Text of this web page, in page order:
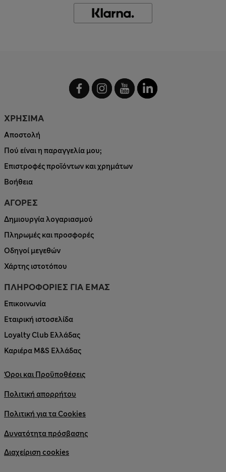
ΧΡΗΣΙΜΑ
Αποστολή
Πού είναι η παραγγελία μου;
Επιστροφές προϊόντων και χρημάτων
Βοήθεια
ΑΓΟΡΕΣ
Δημιουργία λογαριασμού
Πληρωμές και προσφορές
Οδηγοί μεγεθών
Χάρτης ιστοτόπου
ΠΛΗΡΟΦΟΡΙΕΣ ΓΙΑ ΕΜΑΣ
Επικοινωνία
Εταιρική ιστοσελίδα
Loyalty Club Ελλάδας
Καριέρα M&S Ελλάδας
Όροι και Προϋποθέσεις
Πολιτική απορρήτου
Πολιτική για τα Cookies
Δυνατότητα πρόσβασης
Διαχείριση cookies